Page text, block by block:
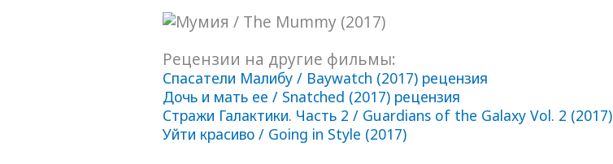
Рецензии на другие фильмы:
Спасатели Малибу / Baywatch (2017) рецензия
Дочь и мать ее / Snatched (2017) рецензия
Стражи Галактики. Часть 2 / Guardians of the Galaxy Vol. 2 (2017)
Уйти красиво / Going in Style (2017)